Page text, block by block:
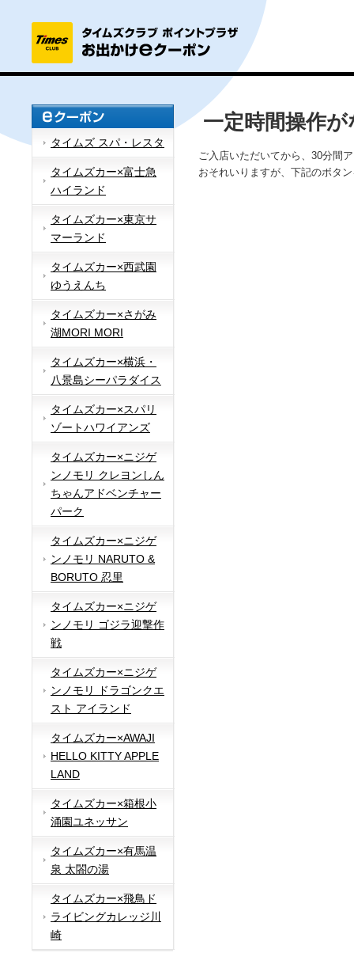
タイムズ スパ・レスタ
タイムズカー×富士急
ハイランド
タイムズカー×東京サ
マーランド
タイムズカー×西武園
ゆうえんち
タイムズカー×さがみ
湖MORI MORI
タイムズカー×横浜・
八景島シーパラダイス
タイムズカー×スパリ
ゾートハワイアンズ
タイムズカー×ニジゲ
ンノモリ クレヨンしん
ちゃんアドベンチャー
パーク
タイムズカー×ニジゲ
ンノモリ NARUTO &
BORUTO 忍里
タイムズカー×ニジゲ
ンノモリ ゴジラ迎撃作
戦
タイムズカー×ニジゲ
ンノモリ ドラゴンクエ
スト アイランド
タイムズカー×AWAJI
HELLO KITTY APPLE
LAND
タイムズカー×箱根小
涌園ユネッサン
タイムズカー×有馬温
泉 太閤の湯
タイムズカー×飛鳥ド
ライビングカレッジ川
崎
一定時間操作
ご入店いただいてから、30分間
おそれいりますが、下記のボタ